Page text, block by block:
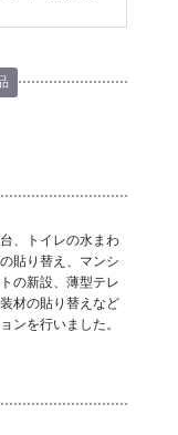
、トイレの水まわ
貼り替え、マンシ
の新設、薄型テレ
材の貼り替えなど
ンを行いました。